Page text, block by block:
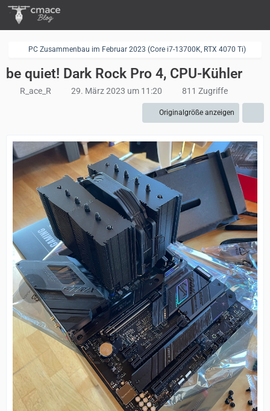
PC Zusammenbau im Februar 2023 (Core i7-13700K, RTX 4070 Ti)
be quiet! Dark Rock Pro 4, CPU-Kühler
R_ace_R 29. März 2023 um 11:20 811 Zugriffe
Originalgröße anzeigen